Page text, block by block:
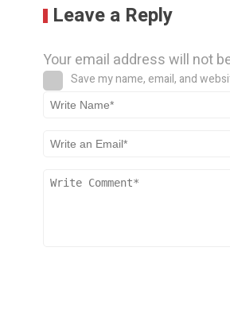
Leave a Reply
Your email address will not
Save my name, email, and